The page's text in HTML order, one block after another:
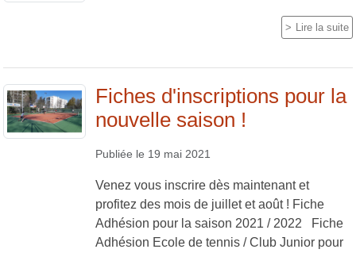
Lire la suite
Fiches d'inscriptions pour la
nouvelle saison !
Publiée le 19 mai 2021
Venez vous inscrire dès maintenant et
profitez des mois de juillet et août ! Fiche
Adhésion pour la saison 2021 / 2022 Fiche
Adhésion Ecole de tennis / Club Junior pour